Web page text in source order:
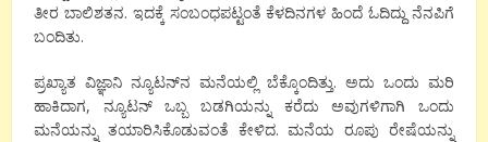
ತೀರ ಬಾಲಿಶತನ. ಇದಕ್ಕೆ ಸಂಬಂಧಪಟ್ಟಂತೆ ಕೆಳದಿನಗಳ ಹಿಂದೆ ಓದಿದ್ದು ನೆನಪಿಗೆ
ಬಂದಿತು.
ಪ್ರಖ್ಯಾತ ವಿಜ್ಞಾನಿ ನ್ಯೂಟನ್‍ನ ಮನೆಯಲ್ಲಿ ಬೆಕ್ಕೊಂದಿತ್ತು. ಅದು ಒಂದು ಮರಿ
ಹಾಕಿದಾಗ, ನ್ಯೂಟನ್ ಒಬ್ಬ ಬಡಗಿಯನ್ನು ಕರೆದು ಅವುಗಳಿಗಾಗಿ ಒಂದು
ಮನೆಯನ್ನು ತಯಾರಿಸಿಕೊಡುವಂತೆ ಕೇಳಿದ. ಮನೆಯ ರೂಪು ರೇಷೆಯನ್ನು